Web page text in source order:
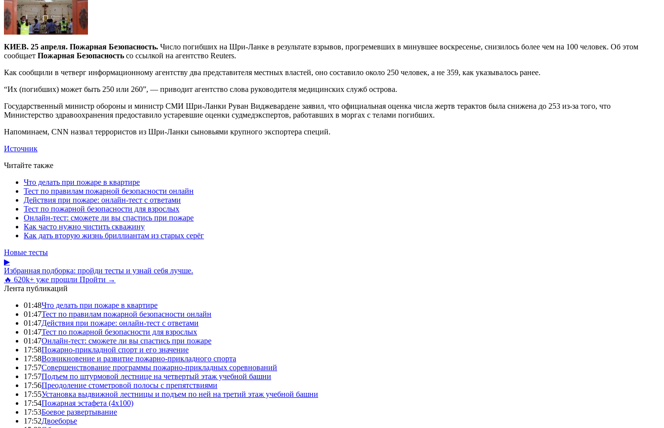
КИЕВ. 25 апреля. Пожарная Безопасность. Число погибших на Шри-Ланке в результате взрывов, прогремевших в минувшее воскресенье, снизилось более чем на 100 человек. Об этом
сообщает Пожарная Безопасность со ссылкой на агентство Reuters.
Как сообщили в четверг информационному агентству два представителя местных властей, оно составило около 250 человек, а не 359, как указывалось ранее.
“Их (погибших) может быть 250 или 260”, — приводит агентство слова руководителя медицинских служб острова.
Государственный министр обороны и министр СМИ Шри-Ланки Руван Виджевардене заявил, что официальная оценка числа жертв терактов была снижена до 253 из-за того, что
Министерство здравоохранения предоставило устаревшие оценки судмедэкспертов, работавших в моргах с телами погибших.
Напоминаем, CNN назвал террористов из Шри-Ланки сыновьями крупного экспортера специй.
Источник
Читайте также
Что делать при пожаре в квартире
Тест по правилам пожарной безопасности онлайн
Действия при пожаре: онлайн-тест с ответами
Тест по пожарной безопасности для взрослых
Онлайн-тест: сможете ли вы спастись при пожаре
Как часто нужно чистить скважину
Как дать вторую жизнь бриллиантам из старых серёг
Новые тесты
▶
Избранная подборка: пройди тесты и узнай себя лучше.
🔥 620k+ уже прошли Пройти →
Лента публикаций
01:48Что делать при пожаре в квартире
01:47Тест по правилам пожарной безопасности онлайн
01:47Действия при пожаре: онлайн-тест с ответами
01:47Тест по пожарной безопасности для взрослых
01:47Онлайн-тест: сможете ли вы спастись при пожаре
17:58Пожарно-прикладной спорт и его значение
17:58Возникновение и развитие пожарно-прикладного спорта
17:57Совершенствование программы пожарно-прикладных соревнований
17:57Подъем по штурмовой лестнице на четвертый этаж учебной башни
17:56Преодоление стометровой полосы с препятствиями
17:55Установка выдвижной лестницы и подъем по ней на третий этаж учебной башни
17:54Пожарная эстафета (4x100)
17:53Боевое развертывание
17:52Двоеборье